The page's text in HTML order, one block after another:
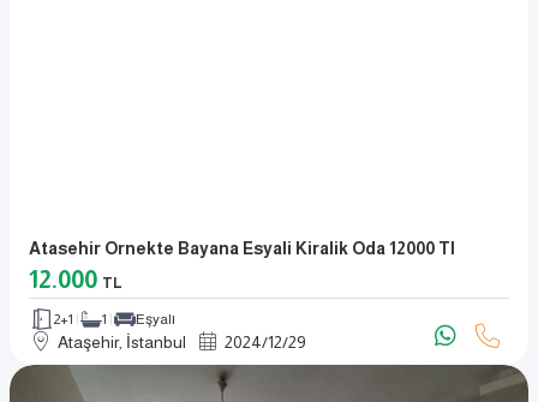
Atasehir Ornekte Bayana Esyali Kiralik Oda 12000 Tl
12.000 TL
2+1 1 Eşyalı
Ataşehir, İstanbul 2024/12/29